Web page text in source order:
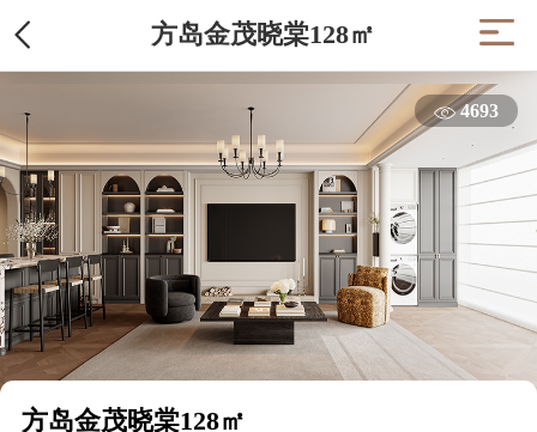
方岛金茂晓棠128㎡
4693
方岛金茂晓棠128㎡